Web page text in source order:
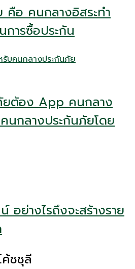
คือ คนกลางอิสระทำ
การซื้อประกัน
ยต้อง App คนกลาง
นกลางประกันภัยโดย
อย่างไรถึงจะสร้างราย
ชชุลี